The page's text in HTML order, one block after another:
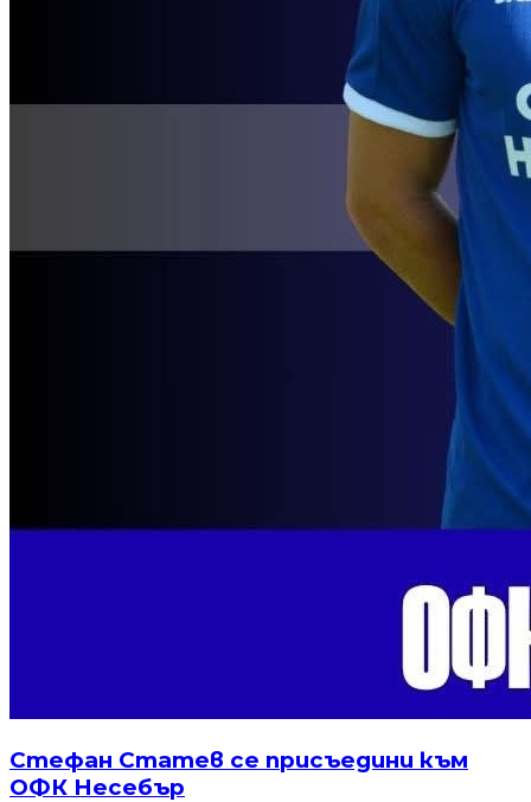
Стефан Статев се присъедини към
ОФК Несебър